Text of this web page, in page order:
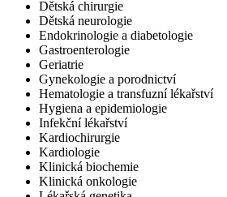
Dětská chirurgie
Dětská neurologie
Endokrinologie a diabetologie
Gastroenterologie
Geriatrie
Gynekologie a porodnictví
Hematologie a transfuzní lékařství
Hygiena a epidemiologie
Infekční lékařství
Kardiochirurgie
Kardiologie
Klinická biochemie
Klinická onkologie